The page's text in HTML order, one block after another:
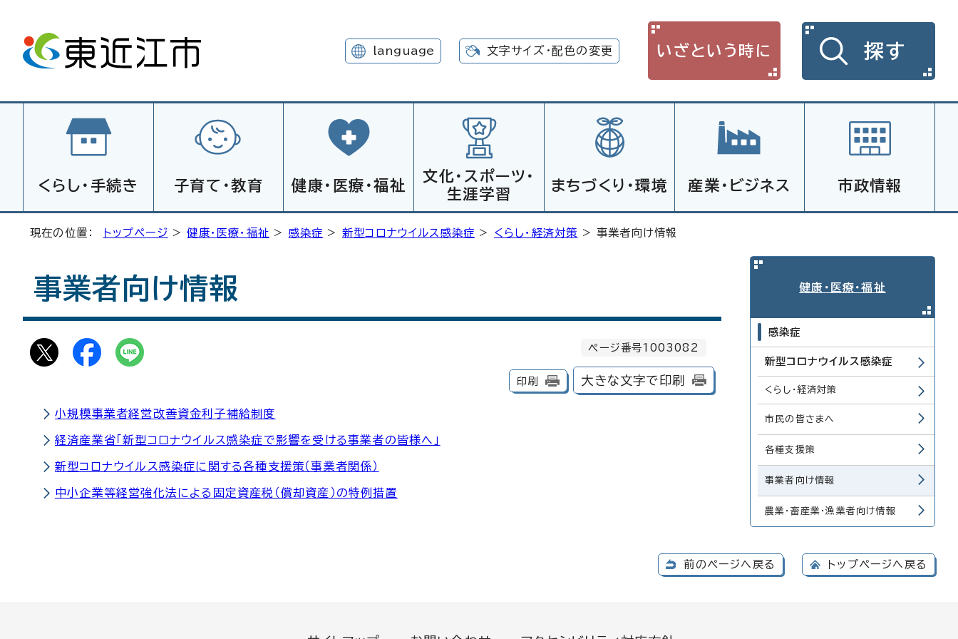
language 文字サイズ・配色の変更 いざという時に 探す
くらし・手続き 子育て・教育 健康・医療・福祉
文化・スポーツ・
生涯学習
まちづくり・環境 産業・ビジネス 市政情報
現在の位置： トップページ >健康・医療・福祉 > 感染症 > 新型コロナウイルス感染症 > くらし・経済対策 > 事業者向け情報
事業者向け情報
ページ番号1003082
印刷 大きな文字で印刷
小規模事業者経営改善資金利子補給制度
経済産業省「新型コロナウイルス感染症で影響を受ける事業者の皆様へ」
新型コロナウイルス感染症に関する各種支援策（事業者関係）
中小企業等経営強化法による固定資産税（償却資産）の特例措置
健康・医療・福祉
感染症
新型コロナウイルス感染症
くらし・経済対策
市民の皆さまへ
各種支援策
事業者向け情報
農業・畜産業・漁業者向け情報
前のページへ戻る トップページへ戻る